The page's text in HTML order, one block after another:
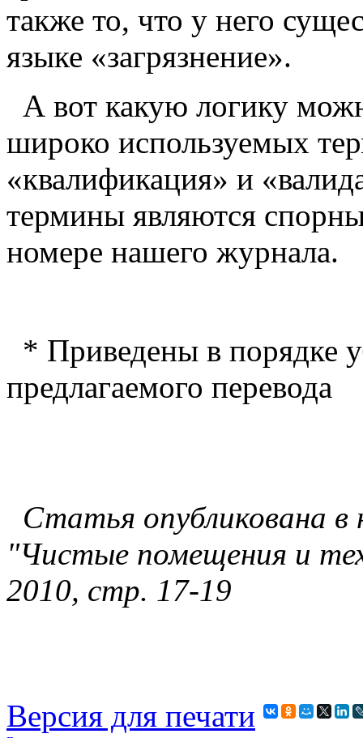
также то, что у него
языке «загрязнение».
А вот какую логику
широко используемых
«квалификация» и
термины являются
номере нашего журнала.
* Приведены в порядке
предлагаемого перевода
Статья опубликована в
"Чистые помещения и
2010, стр. 17-19
Версия для печати